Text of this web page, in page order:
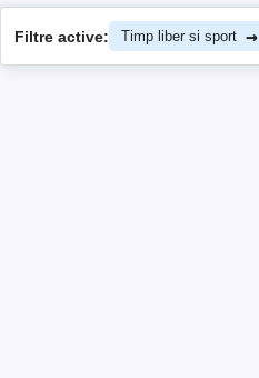
Filtre active: Timp liber si sport →